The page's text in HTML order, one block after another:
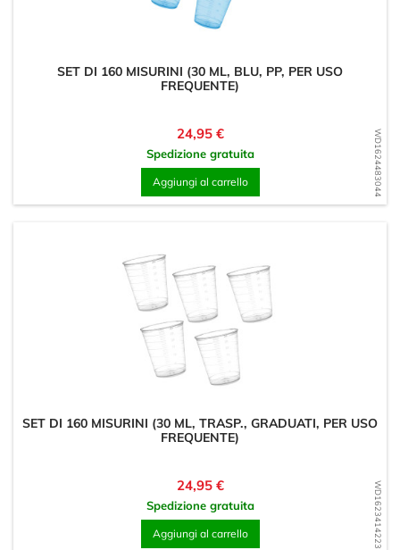
WD1624483044
SET DI 160 MISURINI (30 ML, BLU, PP, PER USO
FREQUENTE)
Prezzo
24,95 €
Spedizione gratuita
Aggiungi al carrello
WD1623414223
SET DI 160 MISURINI (30 ML, TRASP., GRADUATI, PER USO
FREQUENTE)
Prezzo
24,95 €
Spedizione gratuita
Aggiungi al carrello